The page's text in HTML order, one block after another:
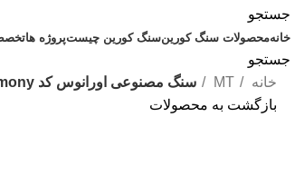
جستجو
خانهمحصولات سنگ کورینسنگ کورین چیستپروژه ها
جستجو
خانه
MT
سنگ مصنوعی اورانوس کد MT255-Harmony
بازگشت به محصولات